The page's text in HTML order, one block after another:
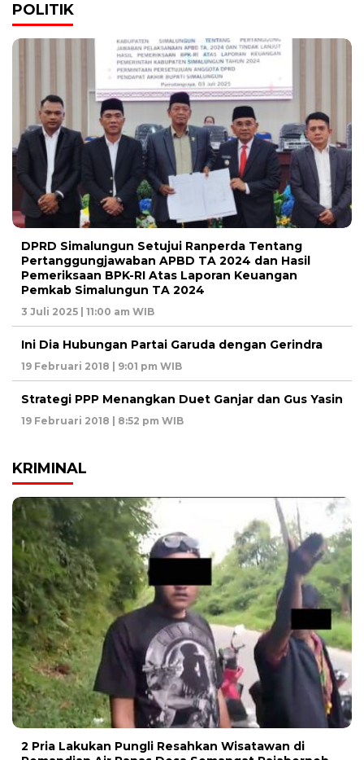
POLITIK
DPRD Simalungun Setujui Ranperda Tentang
Pertanggungjawaban APBD TA 2024 dan Hasil
Pemeriksaan BPK-RI Atas Laporan Keuangan
Pemkab Simalungun TA 2024
3 Juli 2025 | 11:00 am WIB
Ini Dia Hubungan Partai Garuda dengan Gerindra
19 Februari 2018 | 9:01 pm WIB
Strategi PPP Menangkan Duet Ganjar dan Gus Yasin
19 Februari 2018 | 8:52 pm WIB
KRIMINAL
2 Pria Lakukan Pungli Resahkan Wisatawan di